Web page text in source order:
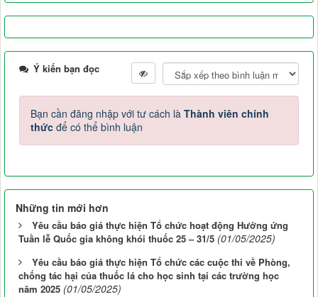
Ý kiến bạn đọc
Bạn cần đăng nhập với tư cách là Thành viên chính
thức để có thể bình luận
Những tin mới hơn
Yêu cầu báo giá thực hiện Tổ chức hoạt động Hưởng ứng
Tuần lễ Quốc gia không khói thuốc 25 – 31/5 (01/05/2025)
Yêu cầu báo giá thực hiện Tổ chức các cuộc thi về Phòng,
chống tác hại của thuốc lá cho học sinh tại các trường học
năm 2025 (01/05/2025)